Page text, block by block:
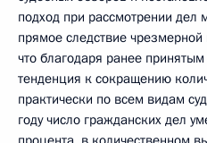
подход при рассмотрении дел
прямое следствие чрезмерной
что благодаря ранее
тенденция к сокращению
практически по всем видам
году число гражданских дел